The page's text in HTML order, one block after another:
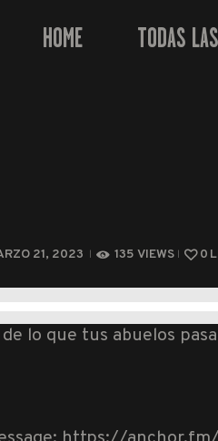
HOME TODAS
21, 2023 135 VIEWS 0
lo que tus abuelos